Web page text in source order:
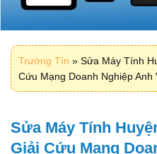
Trường Tín » Sửa Máy Tính
Cứu Mạng Doanh Nghiệp Anh
Sửa Máy Tính
Giải Cứu Mạng